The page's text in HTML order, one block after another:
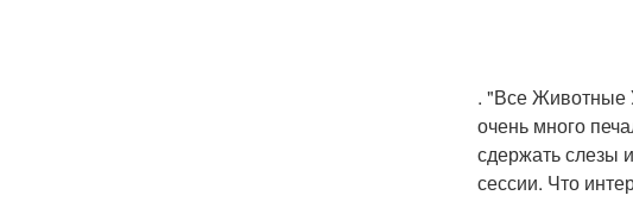
. "Все Животные
очень много
сдержать слезы
сессии. Что